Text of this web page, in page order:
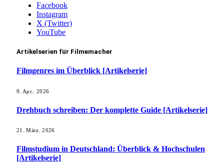
Facebook
Instagram
X (Twitter)
YouTube
Artikelserien für Filmemacher
Filmgenres im Überblick [Artikelserie]
9. Apr.. 2026
Drehbuch schreiben: Der komplette Guide [Artikelserie]
21. März. 2026
Filmstudium in Deutschland: Überblick & Hochschulen
[Artikelserie]